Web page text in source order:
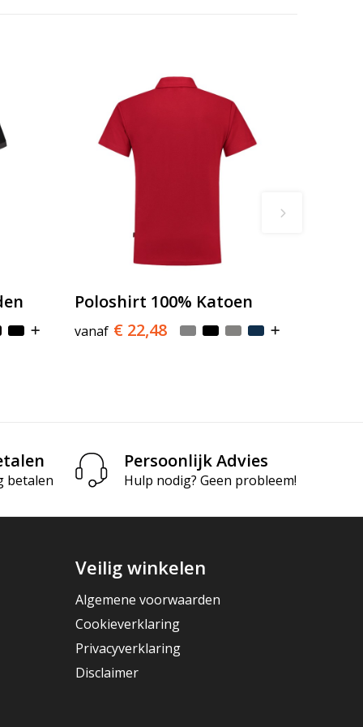
Poloshirt 100% Katoen
vanaf € 22,48
betalen
Persoonlijk Advies
Hulp nodig? Geen probleem!
Veilig winkelen
Algemene voorwaarden
Cookieverklaring
Privacyverklaring
Disclaimer